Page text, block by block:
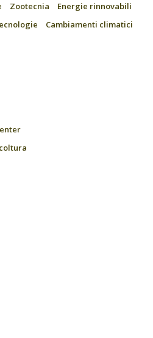
Zootecnia
Energie rinnovabili
Cambiamenti climatici